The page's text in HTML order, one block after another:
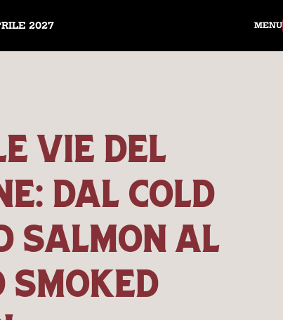
2027 MENU
VIE DEL
DAL COLD
SALMON AL
SMOKED